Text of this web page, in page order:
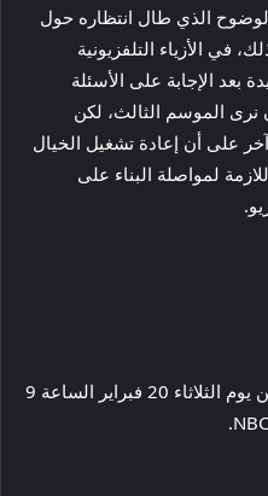
الذي طال انتظاره حول
في الأزياء التلفزيونية
بعد الإجابة على الأسئلة
نرى الموسم الثالث، لكن
على أن إعادة تشغيل الخيال
لمواصلة البناء على
يتم بث خاتمة الموسم لمدة ساعتين يوم الثلاثاء 20 فبراير الساعة 9